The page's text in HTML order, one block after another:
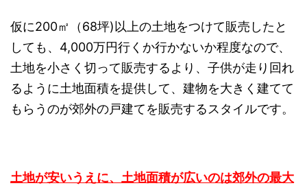
仮に200㎡（68坪)以上の土地をつけて販売したと
しても、4,000万円行くか行かないか程度なので、
土地を小さく切って販売するより、 子供が走り回れ
るように土地面積を提供して、建物を大きく建てて
もらうのが郊外の戸建てを販売するスタイルです。
土地が安いうえに、土地面積が広いのは郊外の最大